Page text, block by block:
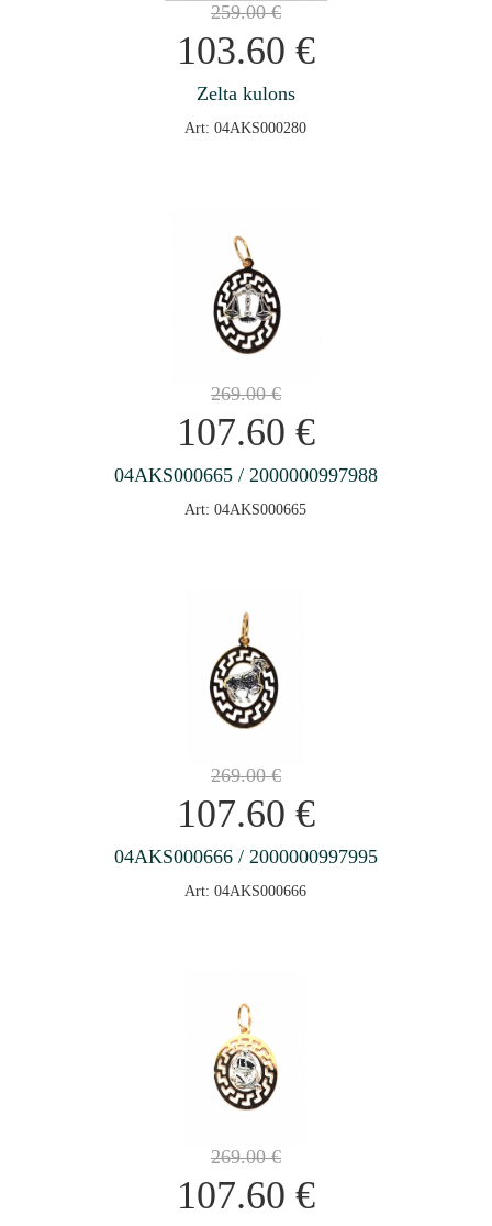
259.00€
103.60 €
Zelta kulons
Art: 04AKS000280
269.00€
107.60 €
04AKS000665 / 2000000997988
Art: 04AKS000665
269.00€
107.60 €
04AKS000666 / 2000000997995
Art: 04AKS000666
269.00€
107.60 €